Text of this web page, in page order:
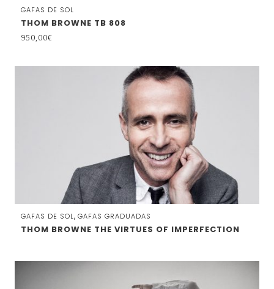
GAFAS DE SOL
THOM BROWNE TB 808
950,00€
GAFAS DE SOL, GAFAS GRADUADAS
THOM BROWNE THE VIRTUES OF IMPERFECTION